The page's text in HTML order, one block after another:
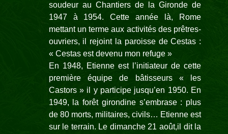
soudeur au Chantiers de la Gironde de
1947 à 1954. Cette année là, Rome
mettant un terme aux activités des prêtres-
ouvriers, il rejoint la paroisse de Cestas :
« Cestas est devenu mon refuge »
En 1948, Etienne est l’initiateur de cette
première équipe de bâtisseurs « les
Castors » il y participe jusqu’en 1950. En
1949, la forêt girondine s’embrase : plus
de 80 morts, militaires, civils… Etienne est
sur le terrain. Le dimanche 21 août,il dit la